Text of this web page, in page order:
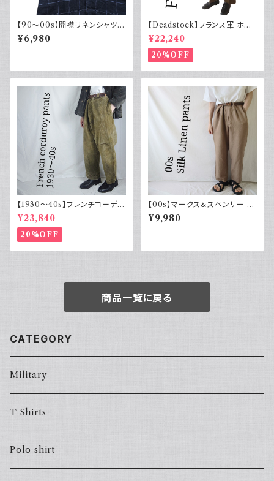
【90～00s】開襟リネンシャツ
チェック オープンカラー 古着 ボ
ックスシルエット ネイビー フェ
¥6,980
【Deadstock】フランス軍 ホス
ピタルコート リネンコート シン
グル
¥22,240
20%OFF
【1930～40s】フレンチコーデュ
ロイパンツ ヴィンテージ ループ
付 刺繍タグ
¥23,840
20%OFF
【00s】マークス＆スペンサー M
arks & Spencer シルクリネン
パンツ スラックス 古着
¥9,980
商品一覧に戻る
CATEGORY
Military
T Shirts
Polo shirt